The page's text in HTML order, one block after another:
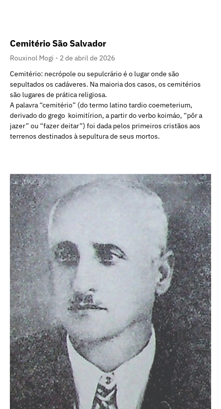
Cemitério São Salvador
Rouxinol Mogi
2 de abril de 2026
Cemitério: necrópole ou sepulcrário é o lugar onde são
sepultados os cadáveres. Na maioria dos casos, os cemitérios
são lugares de prática religiosa.
A palavra “cemitério” (do termo latino tardio coemeterium,
derivado do grego koimitírion, a partir do verbo koimáo, “pôr a
jazer” ou “fazer deitar”) foi dada pelos primeiros cristãos aos
terrenos destinados à sepultura de seus mortos.